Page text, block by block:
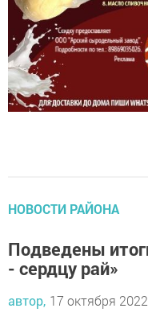
- сердцу рай»
автор, 17 октября 2022